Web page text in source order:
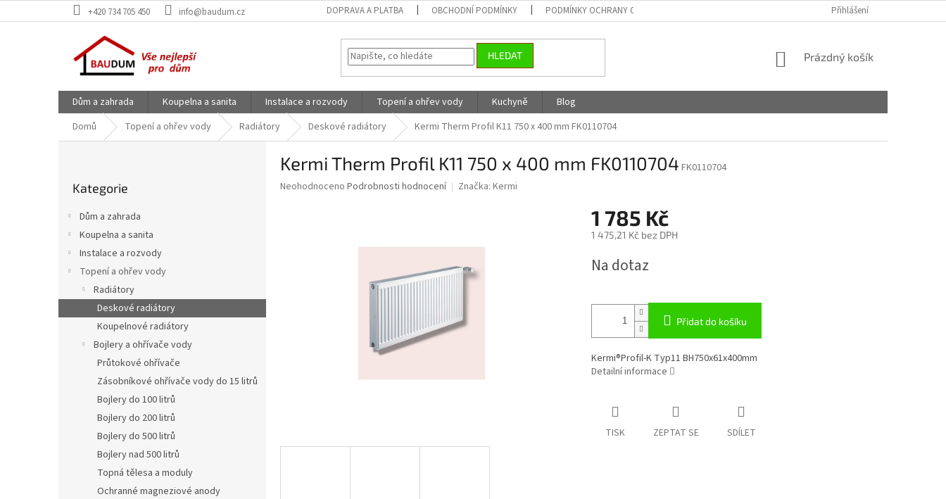
na
+420 734 705 450 info@baudum.cz DOPRAVA A PLATBA OBCHODNÍ PODMÍNKY PODMÍNKY OCHRANY OSOBNÍCH ÚDAJŮ Přihlášení
HLEDAT
NÁKUPNÍ
Prázdný košík
Dům a zahrada Koupelna a sanita Instalace a rozvody Topení a ohřev vody Kuchyně
Blog
Domů
Topení a ohřev vody Radiátory Deskové radiátory Kermi Therm Profil K11 750 x 400 mm FK0110704
a
n
kategorie
Kategorie
Dům a zahrada
Koupelna a sanita
Instalace a rozvody
Topení a ohřev vody
Radiátory
Deskové radiátory
Koupelnové radiátory
Bojlery a ohřívače vody
Průtokové ohřívače
Zásobníkové ohřívače vody do 15 litrů
Bojlery do 100 litrů
Bojlery do 200 litrů
Bojlery do 500 litrů
Bojlery nad 500 litrů
Topná tělesa a moduly
Ochranné magneziové anody
Kermi Therm Profil K11 750 x 400 mm FK0110704 FK0110704
Průměrné
Neohodnoceno Podrobnosti hodnocení Značka: Kermi
1 785 Kč
1 475,21 Kč bez DPH
cena:
Na dotaz
Přidat do košíku
Kermi®Profil-K Typ11 BH750x61x400mm
Detailní informace
TISK ZEPTAT SE SDÍLET